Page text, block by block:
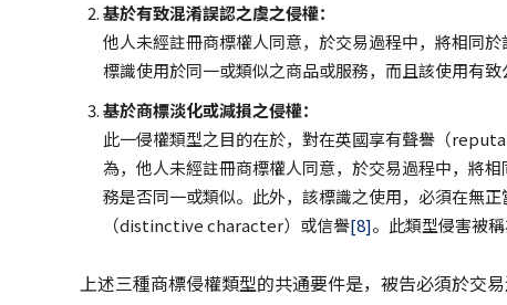
基於有致混淆誤認之虞之侵權：
他人未經註冊商標權人同意，於交易過程中，將相同
標識使用於同一或類似之商品或服務，而且該使用有
基於商標淡化或減損之侵權：
此一侵權類型之目的在於，對在英國享有聲譽（
為，他人未經註冊商標權人同意，於交易過程中，將
務是否同一或類似。此外，該標識之使用，必須在無
（distinctive character）或信譽[8]。此類型侵害被
上述三種商標侵權類型的共通要件是，被告必須於交